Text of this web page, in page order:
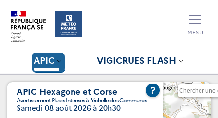
APIC VIGICRUES FLASH
MENU
APIC Hexagone et Corse
Avertissement Pluies Intenses à l'échelle des Communes
Samedi 08 août 2026 à 20h30
?